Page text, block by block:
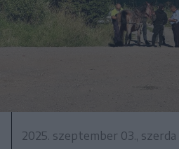
2025. szeptember 03., szerda